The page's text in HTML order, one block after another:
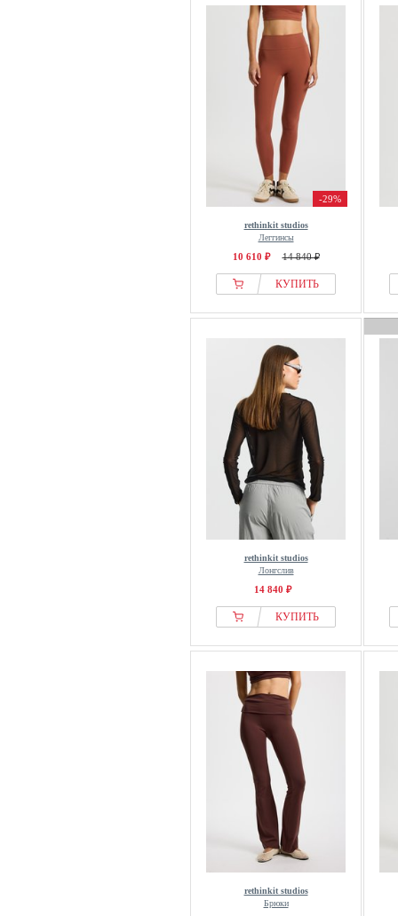
-29%
rethinkit studios
Леггинсы
10 610 ₽ 14 840 ₽
КУПИТЬ
rethinkit studios
Лонгслив
14 840 ₽
КУПИТЬ
rethinkit studios
Брюки